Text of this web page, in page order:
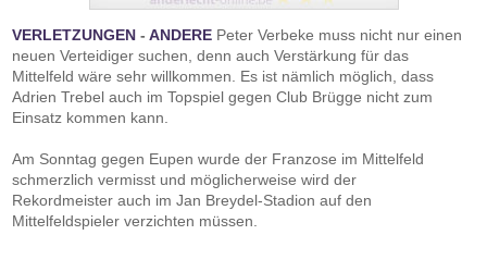
VERLETZUNGEN -ANDERE Peter Verbeke muss nicht nur einen
neuen Verteidiger suchen, denn auch Verstärkung für das
Mittelfeld wäre sehr willkommen. Es ist nämlich möglich, dass
Adrien Trebel auch im Topspiel gegen Club Brügge nicht zum
Einsatz kommen kann.
Am Sonntag gegen Eupen wurde der Franzose im Mittelfeld
schmerzlich vermisst und möglicherweise wird der
Rekordmeister auch im Jan Breydel-Stadion auf den
Mittelfeldspieler verzichten müssen.